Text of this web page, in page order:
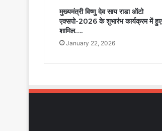
मुख्यमंत्री विष्णु देव साय राडा ऑटो
एक्सपो-2026 के शुभारंभ कार्यक्रम में हुए
शामिल….
January 22, 2026